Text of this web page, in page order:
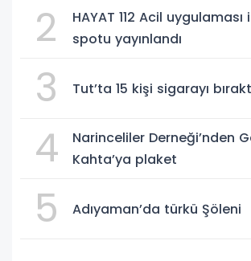
2
HAYAT 112 Acil
spotu yayınlandı
3 Tut’ta 15 kişi sigarayı
4
Narinceliler Derneği’nden
Kahta’ya plaket
5 Adıyaman’da türkü Şöleni